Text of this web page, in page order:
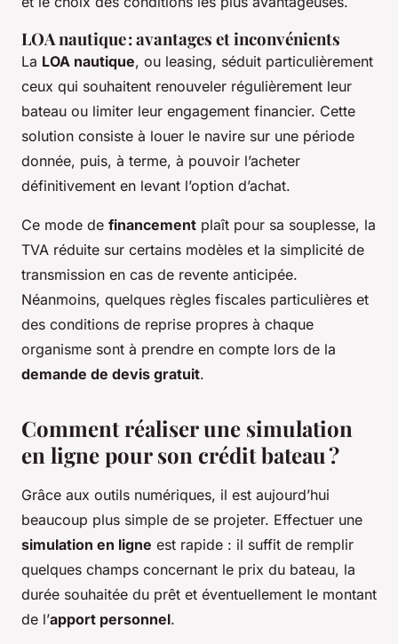
LOA nautique : avantages et inconvénients
La LOA nautique, ou leasing, séduit particulièrement
ceux qui souhaitent renouveler régulièrement leur
bateau ou limiter leur engagement financier. Cette
solution consiste à louer le navire sur une période
donnée, puis, à terme, à pouvoir l’acheter
définitivement en levant l’option d’achat.
Ce mode de financement plaît pour sa souplesse, la
TVA réduite sur certains modèles et la simplicité de
transmission en cas de revente anticipée.
Néanmoins, quelques règles fiscales particulières et
des conditions de reprise propres à chaque
organisme sont à prendre en compte lors de la
demande de devis gratuit.
Comment réaliser une simulation
en ligne pour son crédit bateau ?
Grâce aux outils numériques, il est aujourd’hui
beaucoup plus simple de se projeter. Effectuer une
simulation en ligne est rapide : il suffit de remplir
quelques champs concernant le prix du bateau, la
durée souhaitée du prêt et éventuellement le montant
de l’apport personnel.